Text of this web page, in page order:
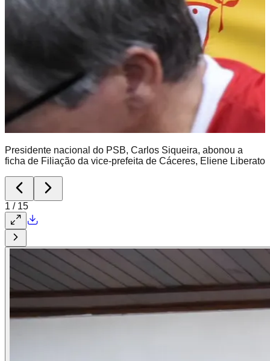
Presidente nacional do PSB, Carlos Siqueira, abonou a
ficha de Filiação da vice-prefeita de Cáceres, Eliene Liberato
1 / 15